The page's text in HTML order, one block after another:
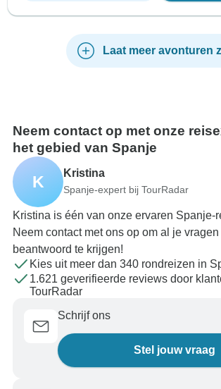
Laat meer avonturen
Neem contact op met onze
het gebied van Spanje
K Kristina
Spanje-expert bij TourRadar
Kristina is één van onze ervaren Spanje-
Neem contact met ons op om al je
beantwoord te krijgen!
Kies uit meer dan 340 rondreizen in
1.621 geverifieerde reviews door
TourRadar
Schrijf ons
Stel jouw vraag